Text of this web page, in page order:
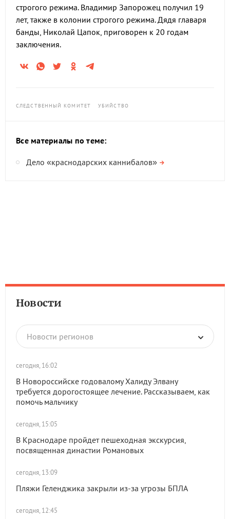
строгого режима. Владимир Запорожец получил 19
лет, также в колонии строгого режима. Дядя главаря
банды, Николай Цапок, приговорен к 20 годам
заключения.
СЛЕДСТВЕННЫЙ КОМИТЕТ УБИЙСТВО
Все материалы по теме:
Дело «краснодарских каннибалов»
Новости
Новости регионов
сегодня, 16:02
В Новороссийске годовалому Халиду Элвану
требуется дорогостоящее лечение. Рассказываем, как
помочь мальчику
сегодня, 15:05
В Краснодаре пройдет пешеходная экскурсия,
посвященная династии Романовых
сегодня, 13:09
Пляжи Геленджика закрыли из-за угрозы БПЛА
сегодня, 12:45